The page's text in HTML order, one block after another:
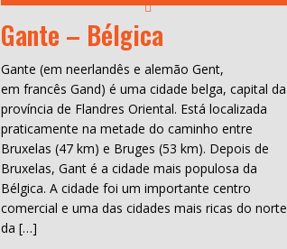
Gante – Bélgica
Gante (em neerlandês e alemão Gent,
em francês Gand) é uma cidade belga, capital da
província de Flandres Oriental. Está localizada
praticamente na metade do caminho entre
Bruxelas (47 km) e Bruges (53 km). Depois de
Bruxelas, Gant é a cidade mais populosa da
Bélgica. A cidade foi um importante centro
comercial e uma das cidades mais ricas do norte
da […]